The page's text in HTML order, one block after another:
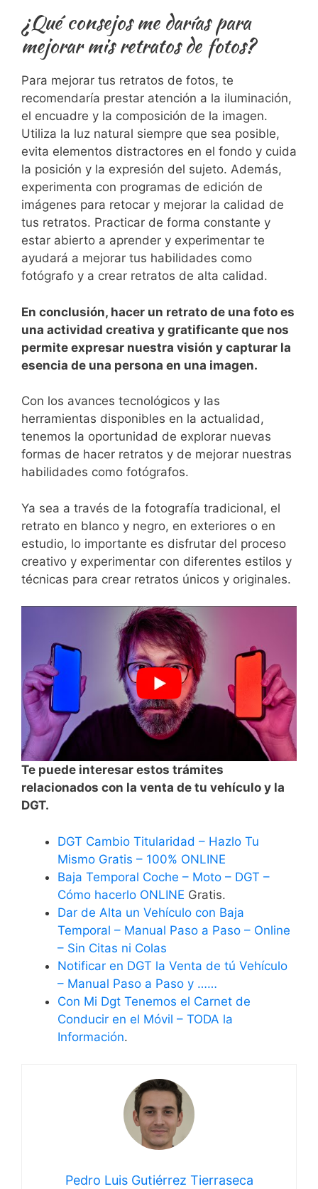
¿Qué consejos me darías para
mejorar mis retratos de fotos?
Para mejorar tus retratos de ⁣fotos,​ te
recomendaría⁢ prestar atención a la iluminación,⁢
el encuadre y la composición de la imagen.
Utiliza la luz natural siempre que sea posible,
evita elementos distractores en el fondo y cuida
la posición y la expresión del sujeto. Además,
experimenta con programas de ⁢edición de
⁤imágenes para retocar y mejorar ⁢la ‍calidad de
‌tus retratos. ⁣Practicar de forma constante y
estar⁢ abierto a aprender y experimentar ‌te
ayudará a mejorar ​tus habilidades ⁤como
fotógrafo y a crear retratos de alta calidad.
En conclusión, hacer un retrato de una foto es‍
una ⁢actividad creativa y gratificante que nos
permite expresar nuestra visión y capturar la
esencia de una ‍persona en una imagen.
Con los avances tecnológicos y las
herramientas disponibles en la actualidad,
tenemos la oportunidad de explorar nuevas
formas‍ de hacer ⁢retratos y de mejorar nuestras
habilidades⁢ como fotógrafos.
Ya⁣ sea a través de la fotografía tradicional, ⁤el
retrato en blanco y negro, en exteriores o en
estudio, lo importante es disfrutar del proceso
creativo y‍ experimentar ⁤con diferentes estilos y⁤
técnicas para crear retratos únicos​ y originales.
Te puede interesar estos trámites
relacionados con la venta de tu vehículo y la
DGT.
DGT Cambio Titularidad – Hazlo Tu
Mismo Gratis – 100% ONLINE
Baja Temporal Coche – Moto – DGT –
Cómo hacerlo ONLINE Gratis.
Dar de Alta un Vehículo con Baja
Temporal – Manual Paso a Paso – Online
– Sin Citas ni Colas
Notificar en DGT la Venta de tú Vehículo
– Manual Paso a Paso y ……
Con Mi Dgt Tenemos el Carnet de
Conducir en el Móvil – TODA la
Información.
Pedro Luis Gutiérrez Tierraseca